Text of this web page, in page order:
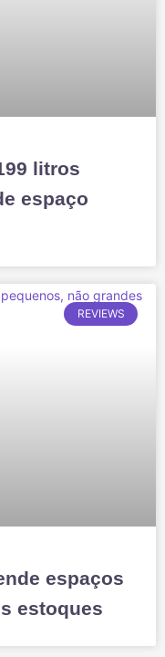
litros
espaço
REVIEWS
espaços
estoques